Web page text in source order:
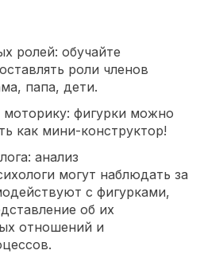
ролей: обучайте
роли членов
папа, дети.
фигурки можно
как мини-конструктор!
анализ
могут наблюдать за
с фигурками,
об их
отношений и